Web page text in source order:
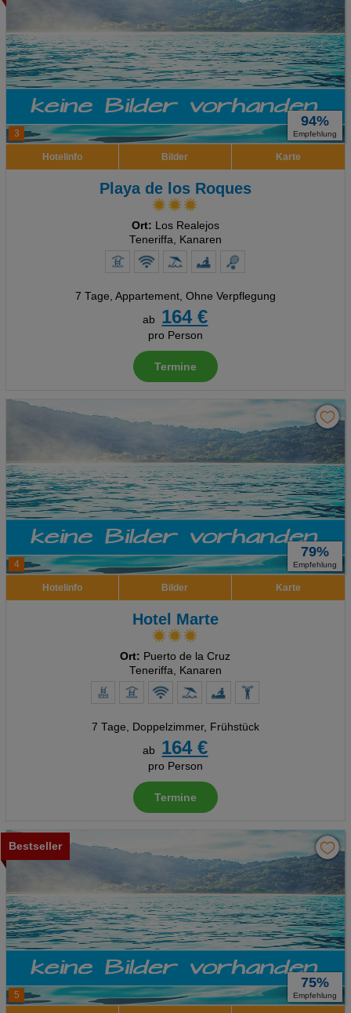
3
94%
Empfehlung
Hotelinfo Bilder Karte
Playa de los Roques
Ort: Los Realejos
Teneriffa, Kanaren
7 Tage, Appartement, Ohne Verpflegung
ab
164 €
pro Person
Termine
4
79%
Empfehlung
Hotelinfo Bilder Karte
Hotel Marte
Ort: Puerto de la Cruz
Teneriffa, Kanaren
7 Tage, Doppelzimmer, Frühstück
ab
164 €
pro Person
Termine
5
Bestseller
75%
Empfehlung